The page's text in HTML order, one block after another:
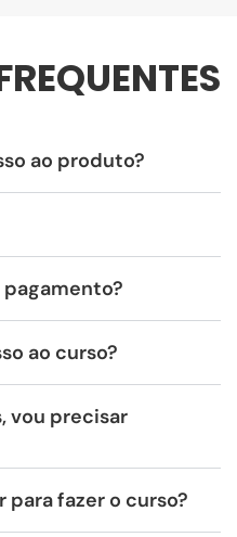
ao produto?
pagamento?
ao curso?
vou precisar
para fazer o curso?